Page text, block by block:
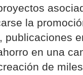
la
publicaciones
en una
de